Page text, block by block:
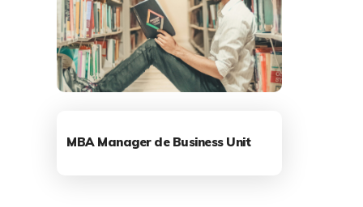
MBA Manager de Business Unit